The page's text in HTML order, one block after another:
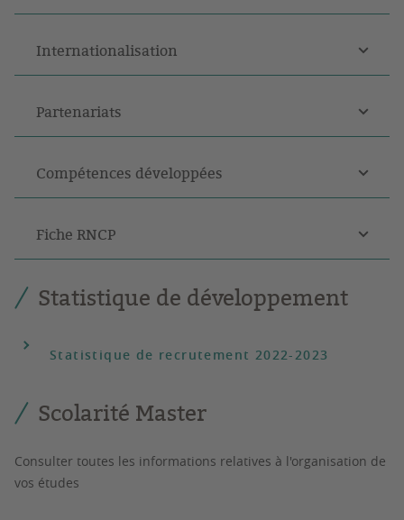
Internationalisation
Partenariats
Compétences développées
Fiche RNCP
Statistique de développement
Statistique de recrutement 2022-2023
Scolarité Master
Consulter toutes les informations relatives à l'organisation de
vos études